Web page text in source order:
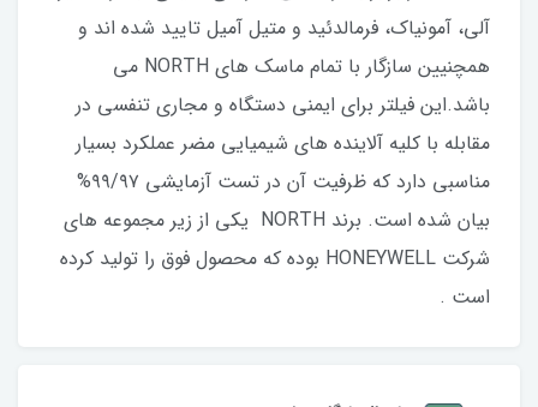
آلی، آمونیاک، فرمالدئید و متیل آمیل تایید شده اند و
همچنیین سازگار با تمام ماسک های NORTH می
باشد.این فیلتر برای ایمنی دستگاه و مجاری تنفسی در
مقابله با کلیه آلاینده های شیمیایی مضر عملکرد بسیار
مناسبی دارد که ظرفیت آن در تست آزمایشی ۹۹/۹۷%
بیان شده است. برند NORTH یکی از زیر مجموعه های
شرکت HONEYWELL بوده که محصول فوق را تولید کرده
است .